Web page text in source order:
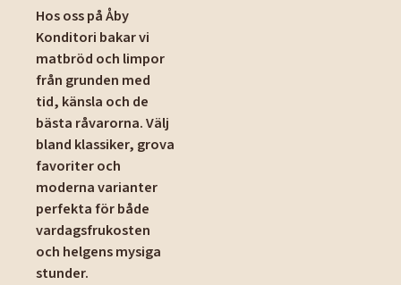
Hos oss på Åby
Konditori bakar vi
matbröd och limpor
från grunden med
tid, känsla och de
bästa råvarorna. Välj
bland klassiker, grova
favoriter och
moderna varianter
perfekta för både
vardagsfrukosten
och helgens mysiga
stunder.